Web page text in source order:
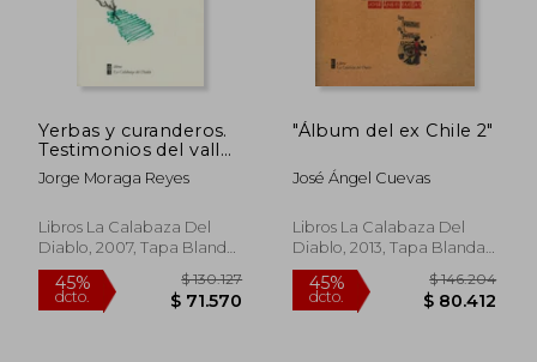
45% 45%
Yerbas y curanderos.
Testimonios del valle
del Huasco
Jorge Moraga Reyes
Libros La Calabaza Del
Diablo, 2007, Tapa Blanda,
Nuevo
"Álbum del ex Chile 2"
José Ángel Cuevas
Libros La Calabaza Del
Diablo, 2013, Tapa Blanda,
Nuevo